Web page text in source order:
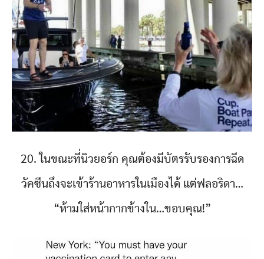
20. ในขณะที่นิวยอร์ก คุณต้องมีบัตรรับรองการฉีด
วัคซีนถึงจะเข้าร้านอาหารในเมืองได้ แต่ฟลอริดา…
“ห้ามใส่หน้ากากข้างใน…ขอบคุณ!”